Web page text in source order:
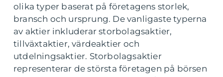
olika typer baserat på företagens storlek,
bransch och ursprung. De vanligaste typerna
av aktier inkluderar storbolagsaktier,
tillväxtaktier, värdeaktier och
utdelningsaktier. Storbolagsaktier
representerar de största företagen på börsen